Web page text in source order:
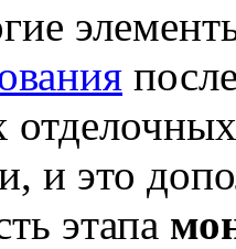
и это
этапа